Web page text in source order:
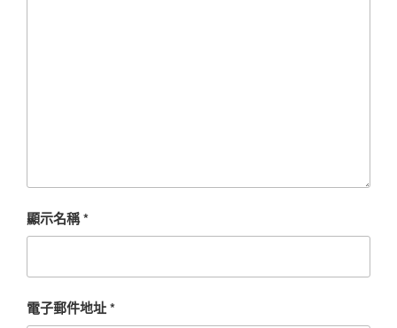
顯示名稱*
電子郵件地址*